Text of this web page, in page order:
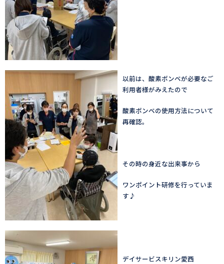
以前は、酸素ボンベが必要なご
利用者様がみえたので
酸素ボンベの使用方法について
再確認。
その時の身近な出来事から
ワンポイント研修を行っていま
す♪
デイサービスキリン愛西